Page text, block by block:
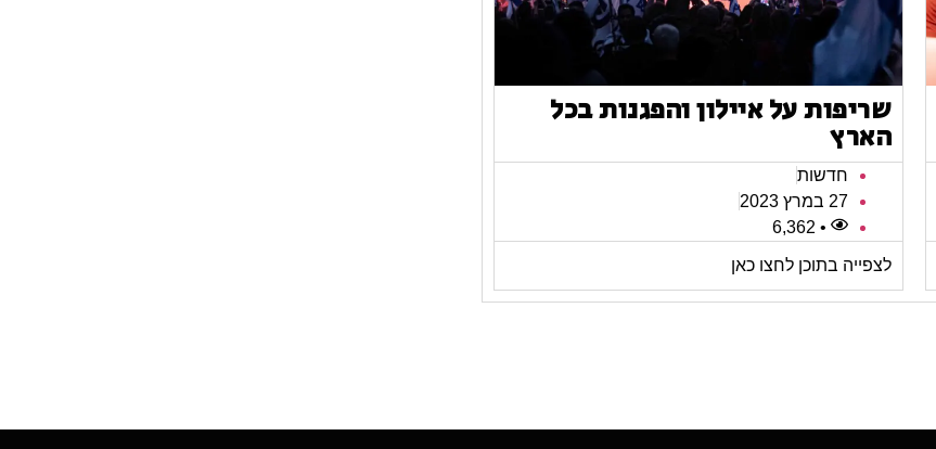
שריפות על איילון והפגנות בכל
הארץ
חדשות
27 במרץ 2023
• 6,362
לצפייה בתוכן לחצו כאן